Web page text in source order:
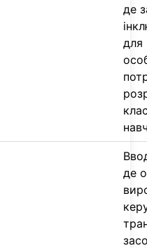
де
для
де